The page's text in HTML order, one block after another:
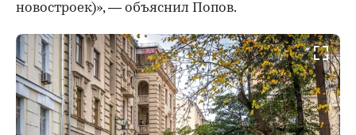
новостроек)», — объяснил Попов.